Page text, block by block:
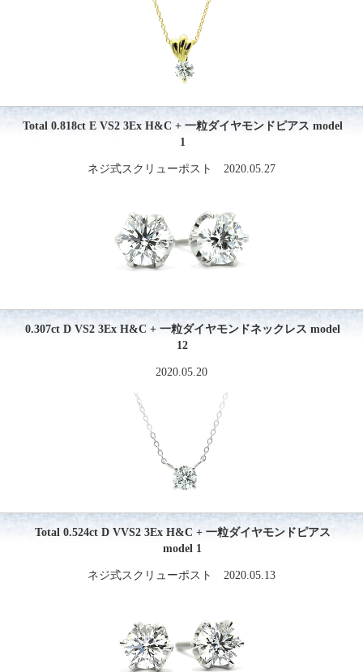
Total 0.818ct E VS2 3Ex H&C + 一粒ダイヤモンドピアス model
1
ネジ式スクリューポスト 2020.05.27
0.307ct D VS2 3Ex H&C + 一粒ダイヤモンドネックレス model
12
2020.05.20
Total 0.524ct D VVS2 3Ex H&C + 一粒ダイヤモンドピアス
model 1
ネジ式スクリューポスト 2020.05.13